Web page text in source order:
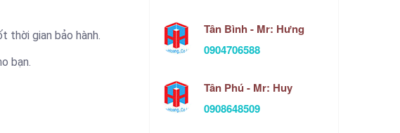
thời gian bảo hành.
bạn.
Tân Bình - Mr: Hưng
0904706588
Tân Phú - Mr: Huy
0908648509